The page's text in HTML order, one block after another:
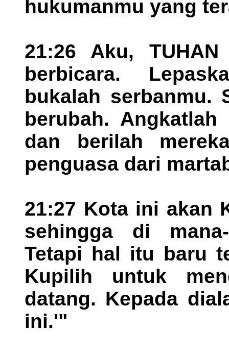
hukumanmu yang
21:26 Aku,
berbicara.
bukalah serbanmu.
berubah.
dan berilah
penguasa dari
21:27 Kota ini akan
sehingga di
Tetapi hal itu baru
Kupilih untuk
datang. Kepada
ini.'"